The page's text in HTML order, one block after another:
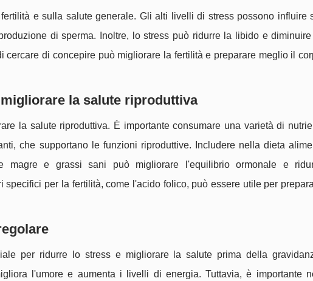
e sulla salute generale. Gli alti livelli di stress possono influire
di sperma. Inoltre, lo stress può ridurre la libido e
cercare di concepire può migliorare la fertilità e preparare meglio il
la salute riproduttiva
la salute riproduttiva. È importante consumare una varietà di
che supportano le funzioni riproduttive. Includere nella dieta
magre e grassi sani può migliorare l'equilibrio ormonale e
specifici per la fertilità, come l'acido folico, può essere utile per
per ridurre lo stress e migliorare la salute prima della
l'umore e aumenta i livelli di energia. Tuttavia, è importante